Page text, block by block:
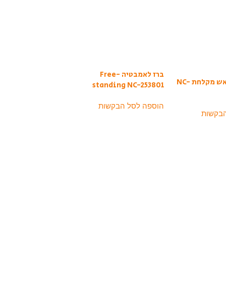
ברז משולב ראש מקלחת NC-
ברז לאמבטיה Free-
standing NC-253801
הוספה לסל הבקשות